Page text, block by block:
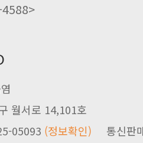
월서로 14,101호
05093 (정보확인)